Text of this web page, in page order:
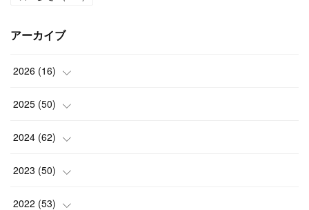
アーカイブ
2026 (16)
(2)
(2)
(3)
(3)
2025 (50)
(3)
(4)
(4)
2024 (62)
(6)
(5)
2023 (50)
(7)
2022 (53)